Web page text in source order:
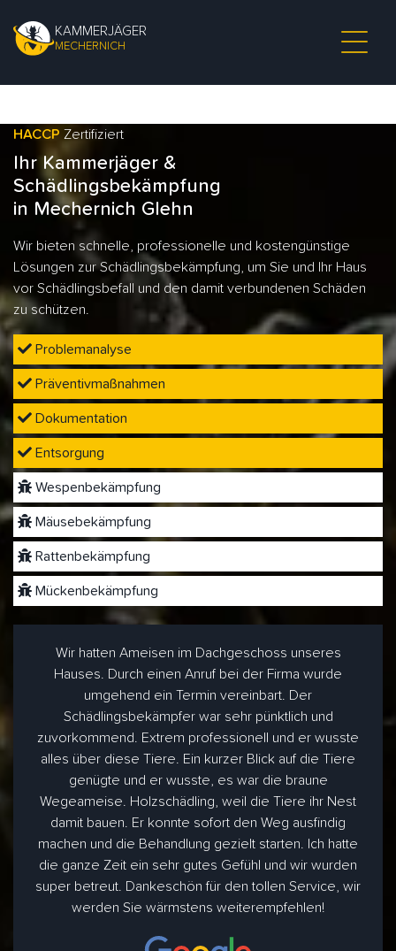
KAMMERJÄGER
MECHERNICH
HACCP Zertifiziert
Ihr Kammerjäger &
Schädlingsbekämpfung
in Mechernich Glehn
Wir bieten schnelle, professionelle und kostengünstige
Lösungen zur Schädlingsbekämpfung, um Sie und Ihr Haus
vor Schädlingsbefall und den damit verbundenen Schäden
zu schützen.
Problemanalyse
Präventivmaßnahmen
Dokumentation
Entsorgung
Wespenbekämpfung
Mäusebekämpfung
Rattenbekämpfung
Mückenbekämpfung
Wir hatten Ameisen im Dachgeschoss unseres
Hauses. Durch einen Anruf bei der Firma wurde
umgehend ein Termin vereinbart. Der
Schädlingsbekämpfer war sehr pünktlich und
zuvorkommend. Extrem professionell und er wusste
alles über diese Tiere. Ein kurzer Blick auf die Tiere
genügte und er wusste, es war die braune
Wegeameise. Holzschädling, weil die Tiere ihr Nest
damit bauen. Er konnte sofort den Weg ausfindig
machen und die Behandlung gezielt starten. Ich hatte
die ganze Zeit ein sehr gutes Gefühl und wir wurden
super betreut. Dankeschön für den tollen Service, wir
werden Sie wärmstens weiterempfehlen!